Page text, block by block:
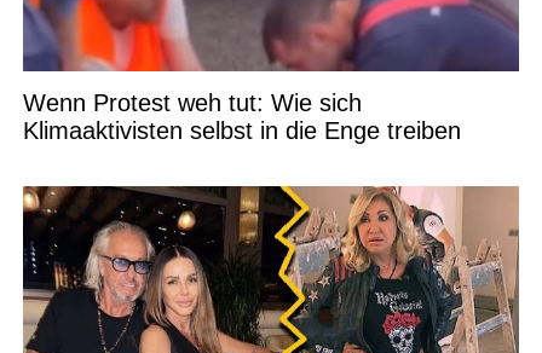
Wenn Protest weh tut: Wie sich
Klimaaktivisten selbst in die Enge treiben